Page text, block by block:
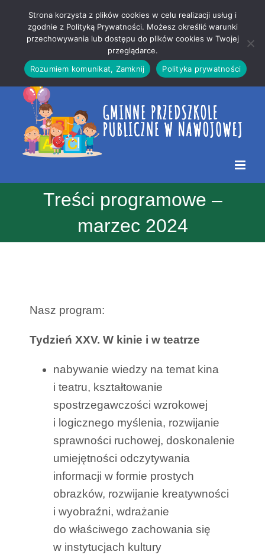
treści
strony
Treści programowe –
marzec 2024
Nasz program:
Tydzień XXV. W kinie i w teatrze
nabywanie wiedzy na temat kina
i teatru, kształtowanie
spostrzegawczości wzrokowej
i logicznego myślenia, rozwijanie
sprawności ruchowej, doskonalenie
umiejętności odczytywania
informacji w formie prostych
obrazków, rozwijanie kreatywności
i wyobraźni, wdrażanie
do właściwego zachowania się
w instytucjach kultury
Strona korzysta z plików cookies w celu realizacji usług i
zgodnie z Polityką Prywatności. Możesz określić warunki
przechowywania lub dostępu do plików cookies w Twojej
przeglądarce.
Rozumiem komunikat, Zamknij
Polityka prywatności